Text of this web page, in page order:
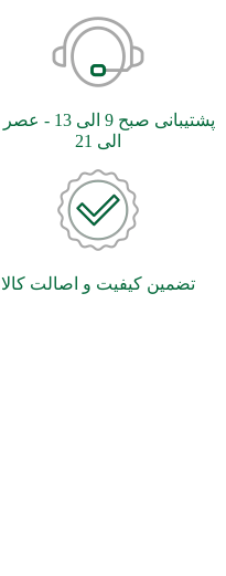
الی 21
تضمین کیفیت و اصالت کالا